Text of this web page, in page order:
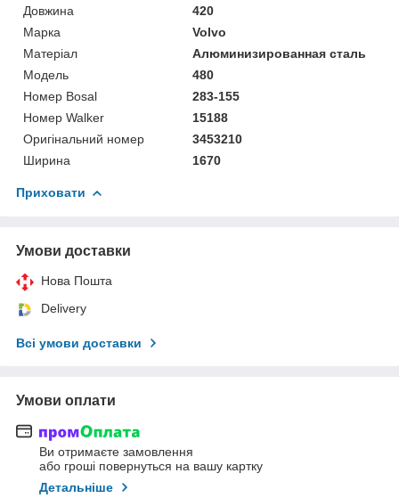
Довжина
420
Марка
Volvo
Матеріал
Алюминизированная сталь
Мoдель
480
Номер Bosal
283-155
Номер Walker
15188
Оригінальний номер
3453210
Ширина
1670
Приховати
Умови доставки
Нова Пошта
Delivery
Всі умови доставки
Умови оплати
Ви отримаєте замовлення
або гроші повернуться на вашу картку
Детальніше